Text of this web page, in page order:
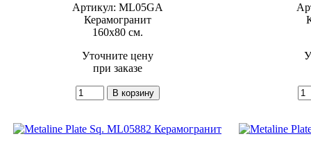
Артикул: ML05GA
Керамогранит
160x80 см.
Уточните цену
при заказе